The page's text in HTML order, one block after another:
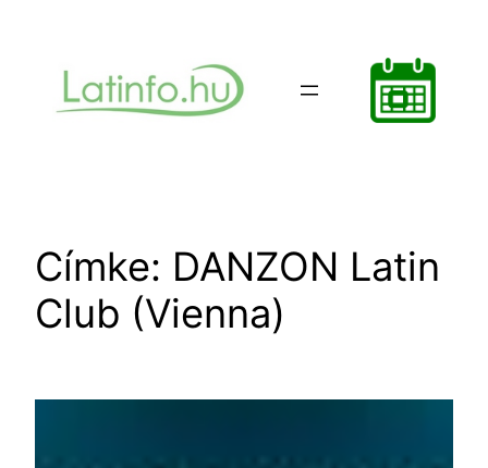
tartalomhoz
Címke: DANZON Latin
Club (Vienna)